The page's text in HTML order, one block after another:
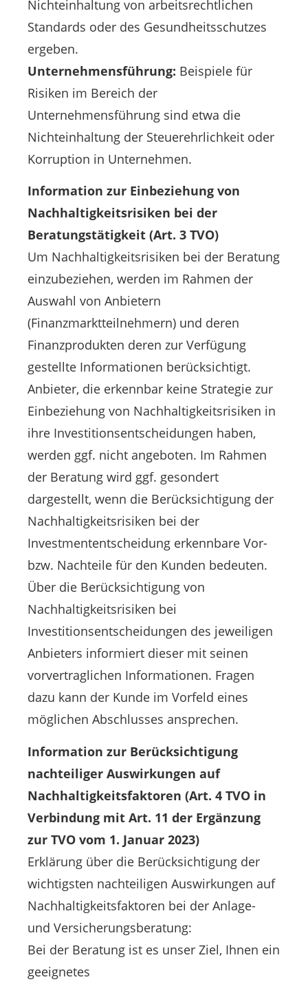
Nichteinhaltung von arbeitsrechtlichen
Standards oder des Gesundheitsschutzes
ergeben.
Unternehmensführung: Beispiele für
Risiken im Bereich der
Unternehmensführung sind etwa die
Nichteinhaltung der Steuerehrlichkeit oder
Korruption in Unternehmen.
Information zur Einbeziehung von
Nachhaltigkeitsrisiken bei der
Beratungstätigkeit (Art. 3 TVO)
Um Nachhaltigkeitsrisiken bei der Beratung
einzubeziehen, werden im Rahmen der
Auswahl von Anbietern
(Finanzmarktteilnehmern) und deren
Finanzprodukten deren zur Verfügung
gestellte Informationen berücksichtigt.
Anbieter, die erkennbar keine Strategie zur
Einbeziehung von Nachhaltigkeitsrisiken in
ihre Investitionsentscheidungen haben,
werden ggf. nicht angeboten. Im Rahmen
der Beratung wird ggf. gesondert
dargestellt, wenn die Berücksichtigung der
Nachhaltigkeitsrisiken bei der
Investmententscheidung erkennbare Vor-
bzw. Nachteile für den Kunden bedeuten.
Über die Berücksichtigung von
Nachhaltigkeitsrisiken bei
Investitionsentscheidungen des jeweiligen
Anbieters informiert dieser mit seinen
vorvertraglichen Informationen. Fragen
dazu kann der Kunde im Vorfeld eines
möglichen Abschlusses ansprechen.
Information zur Berücksichtigung
nachteiliger Auswirkungen auf
Nachhaltigkeitsfaktoren (Art. 4 TVO in
Verbindung mit Art. 11 der Ergänzung
zur TVO vom 1. Januar 2023)
Erklärung über die Berücksichtigung der
wichtigsten nachteiligen Auswirkungen auf
Nachhaltigkeitsfaktoren bei der Anlage-
und Versicherungsberatung:
Bei der Beratung ist es unser Ziel, Ihnen ein
geeignetes